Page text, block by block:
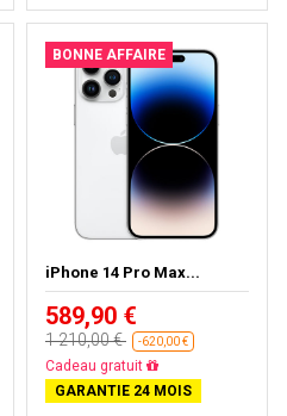
BONNE AFFAIRE
iPhone 14 Pro Max...
589,90 €
1 210,00 € -620,00 €
Livraison gratuite
GARANTIE 24 MOIS